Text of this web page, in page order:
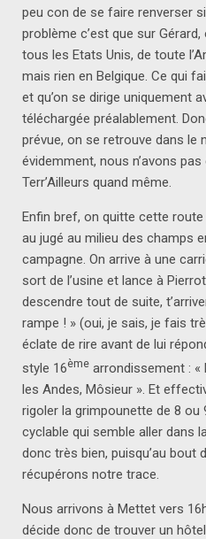
peu con de se faire renverser
problème c’est que sur
tous les Etats Unis, de toute
mais rien en Belgique. Ce qui
et qu’on se dirige uniquement
téléchargée préalablement.
prévue, on se retrouve dans le
évidemment, nous n’avons
Terr’Ailleurs quand même.
Enfin bref, on quitte cette
au jugé au milieu des champs
campagne. On arrive à une
sort de l’usine et lance à
descendre tout de suite,
rampe ! » (oui, je sais, je fais
éclate de rire avant de lui
style 16ème arrondissement :
les Andes, Môsieur ». Et
rigoler la grimpounette de 8 ou
cyclable qui semble aller dans
donc très bien, puisqu’au bout
récupérons notre trace.
Nous arrivons à Mettet vers
décide donc de trouver un